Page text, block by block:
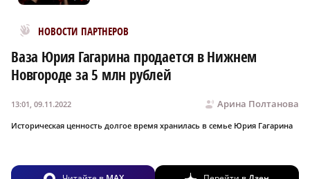
НОВОСТИ ПАРТНЕРОВ
Новости МирТесен
Ваза Юрия Гагарина продается в Нижнем
Новгороде за 5 млн рублей
Арина Полтанова
13:01, 09.11.2022
Историческая ценность долгое время хранилась в семье Юрия Гагарина